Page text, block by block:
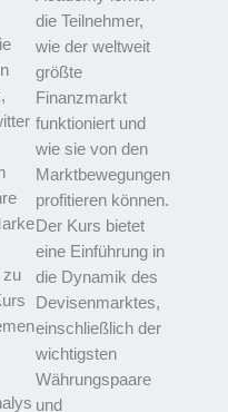
zu
die Teilnehmer,
wie der weltweit
größte
Finanzmarkt
funktioniert und
wie sie von den
Marktbewegungen
profitieren können.
Der Kurs bietet
eine Einführung in
die Dynamik des
Devisenmarktes,
einschließlich der
wichtigsten
Währungspaare
und